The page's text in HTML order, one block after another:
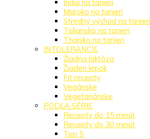
India na tanieri
Maroko na tanieri
Stredný východ na tanieri
Taliansko na tanieri
Thajsko na tanieri
INTOLERANCIE
Žiadna laktóza
Žiaden lepok
Fit recepty
Vegánske
Vegetariánske
PODĽA SÉRIE
Recepty do 15 minút
Recepty do 30 minút
Top 5